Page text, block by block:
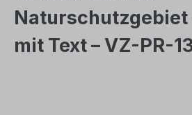
Naturschutzgebiet
mit Text – VZ-PR-